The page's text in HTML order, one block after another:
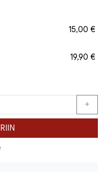
15,00 €
19,90 €